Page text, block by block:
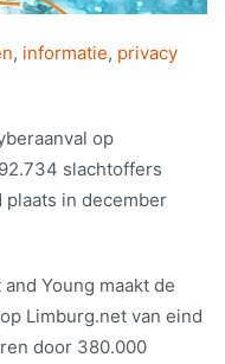
, informatie, privacy
op
slachtoffers
plaats in december
Young maakt de
Limburg.net van eind
door 380.000